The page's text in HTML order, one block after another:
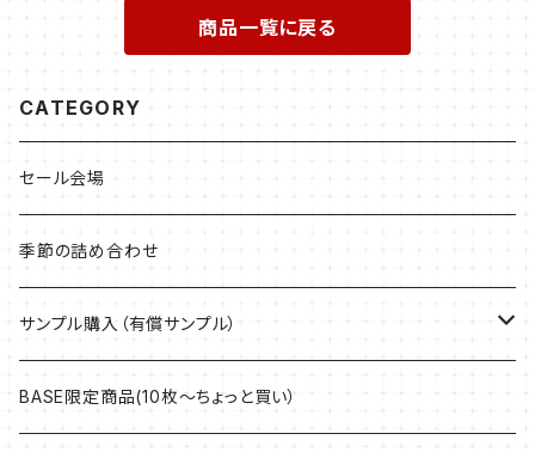
商品一覧に戻る
CATEGORY
セール会場
季節の詰め合わせ
サンプル購入（有償サンプル）
ケント紙・ぬり絵専用紙
BASE限定商品(10枚～ちょっと買い）